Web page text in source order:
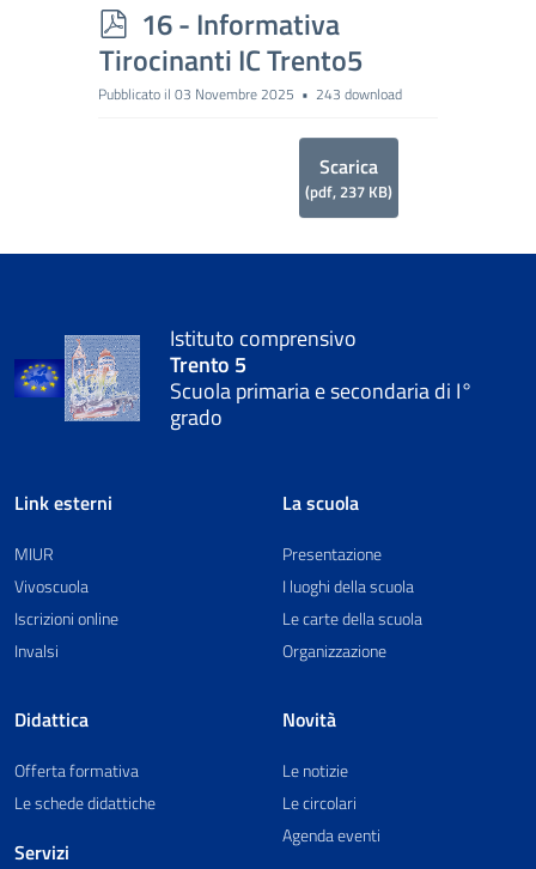
p
d
f
16 - Informativa
Tirocinanti IC Trento5
Pubblicato il 03 Novembre 2025 243 download
Scarica
(pdf, 237 KB)
Istituto comprensivo
Trento 5
Scuola primaria e secondaria di I°
grado
Link esterni
MIUR
Vivoscuola
Iscrizioni online
Invalsi
La scuola
Presentazione
I luoghi della scuola
Le carte della scuola
Organizzazione
Didattica
Offerta formativa
Le schede didattiche
Servizi
Novità
Le notizie
Le circolari
Agenda eventi